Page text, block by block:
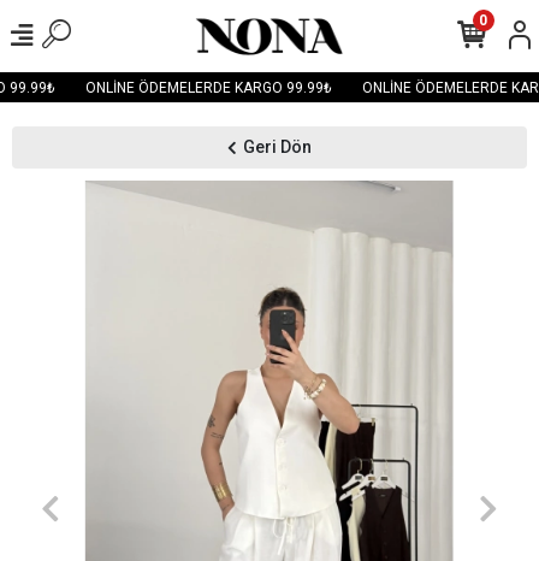
99.99₺ ONLİNE ÖDEMELERDE KARGO 99.99₺ ONLİNE ÖDEMELERDE
0
Geri Dön